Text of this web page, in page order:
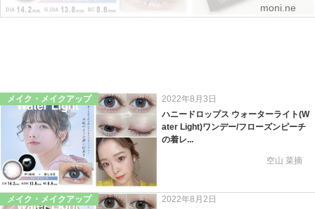
moni.ne
メイク・メイクアップ
2022年8月3日
ハニードロップス ウォーターライト(W
ater Light)ワンデー/フローズンピーチ
の着レ...
空山 菜摘
メイク・メイクアップ
2022年8月2日